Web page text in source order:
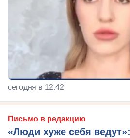
сегодня в 12:42
Письмо в редакцию
«Люди хуже себя ведут»: